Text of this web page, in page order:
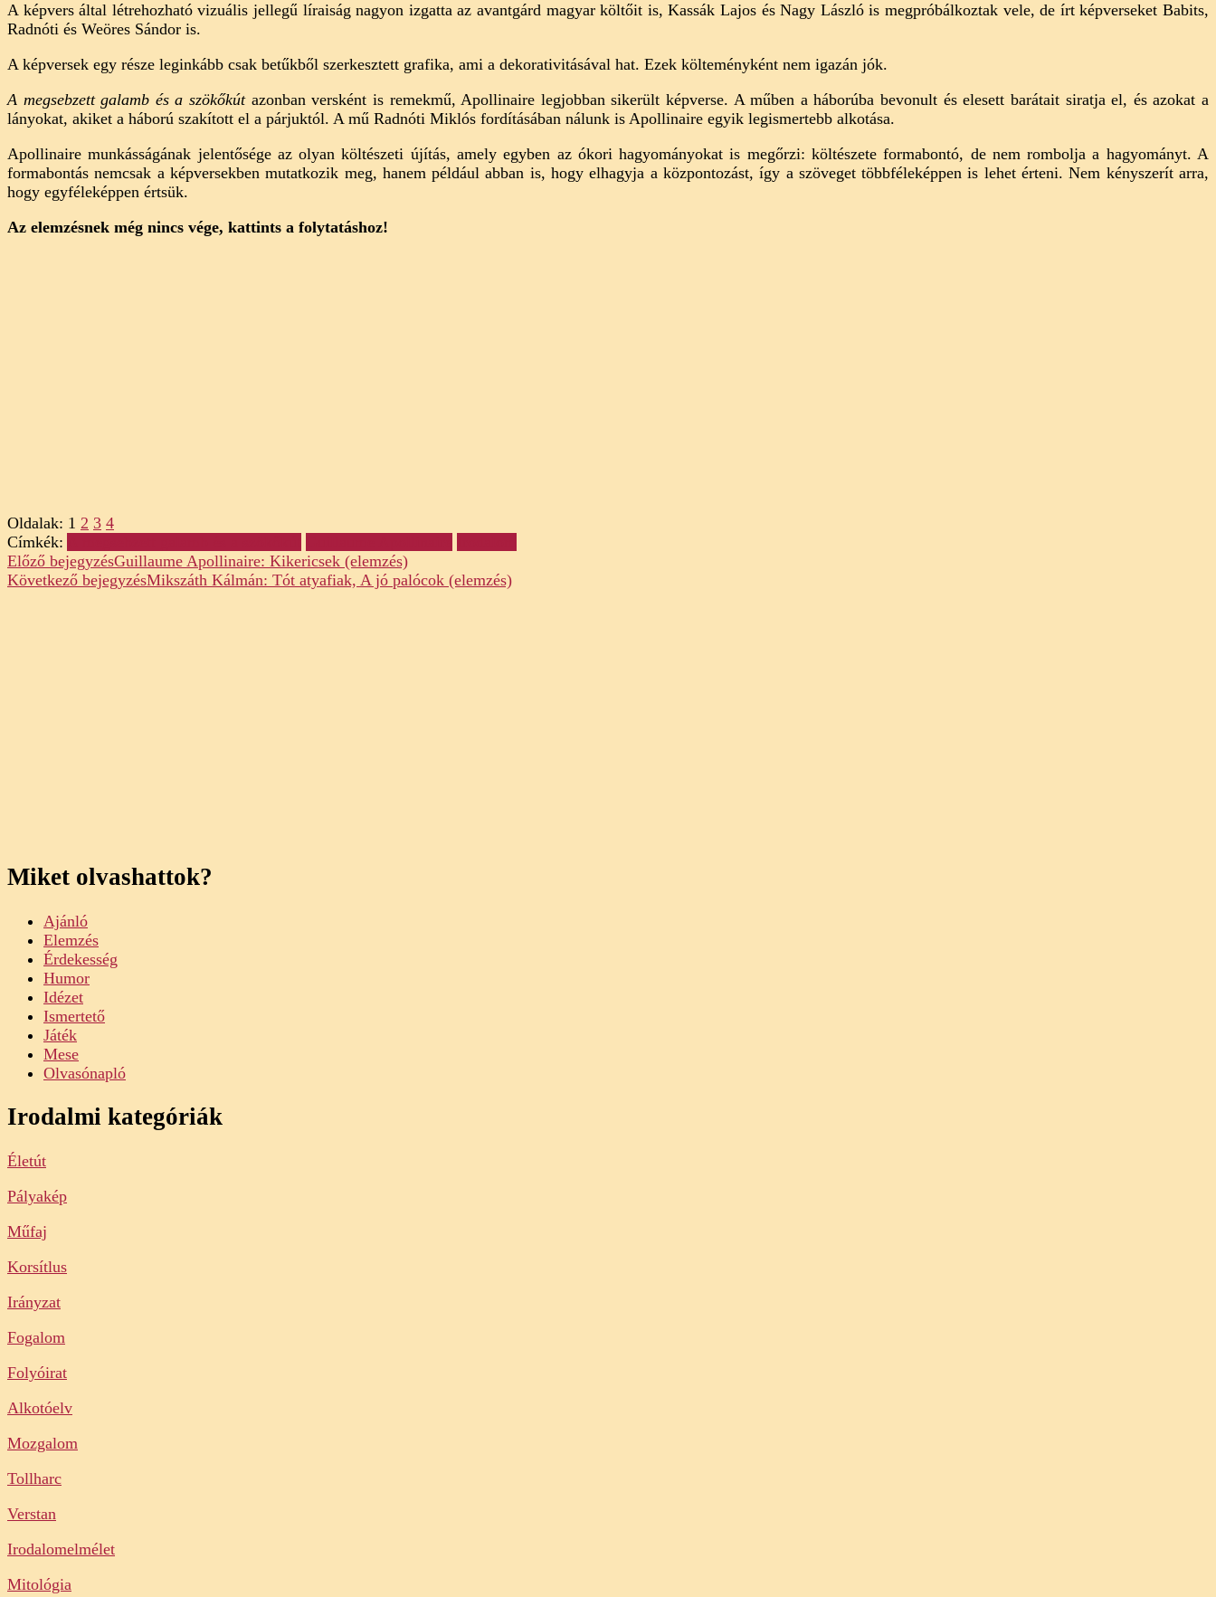
A képvers által létrehozható vizuális jellegű líraiság nagyon izgatta az avantgárd magyar költőit is, Kassák Lajos és Nagy László is megpróbálkoztak vele, de írt képverseket Babits,
Radnóti és Weöres Sándor is.
A képversek egy része leginkább csak betűkből szerkesztett grafika, ami a dekorativitásával hat. Ezek költeményként nem igazán jók.
A megsebzett galamb és a szökőkút azonban versként is remekmű, Apollinaire legjobban sikerült képverse. A műben a háborúba bevonult és elesett barátait siratja el, és azokat a
lányokat, akiket a háború szakított el a párjuktól. A mű Radnóti Miklós fordításában nálunk is Apollinaire egyik legismertebb alkotása.
Apollinaire munkásságának jelentősége az olyan költészeti újítás, amely egyben az ókori hagyományokat is megőrzi: költészete formabontó, de nem rombolja a hagyományt. A
formabontás nemcsak a képversekben mutatkozik meg, hanem például abban is, hogy elhagyja a központozást, így a szöveget többféleképpen is lehet érteni. Nem kényszerít arra,
hogy egyféleképpen értsük.
Az elemzésnek még nincs vége, kattints a folytatáshoz!
Oldalak: 1 2 3 4
Címkék:
Post
Előző bejegyzésGuillaume Apollinaire: Kikericsek (elemzés)
Következő bejegyzésMikszáth Kálmán: Tót atyafiak, A jó palócok (elemzés)
Miket olvashattok?
Ajánló
Elemzés
Érdekesség
Humor
Idézet
Ismertető
Játék
Mese
Olvasónapló
Irodalmi kategóriák
Életút
Pályakép
Műfaj
Korsítlus
Irányzat
Fogalom
Folyóirat
Alkotóelv
Mozgalom
Tollharc
Verstan
Irodalomelmélet
Mitológia